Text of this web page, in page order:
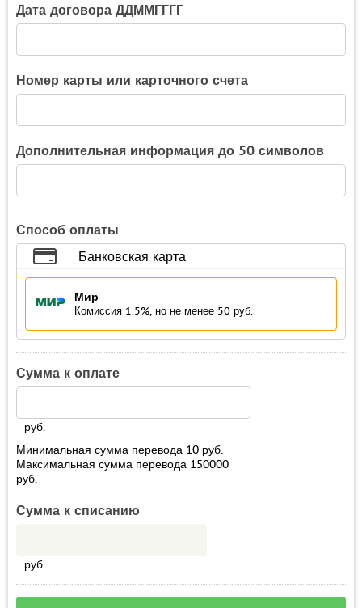
Дата договора ДДММГГГГ
Номер карты или карточного счета
Дополнительная информация до 50 символов
Способ оплаты
Банковская карта
Мир
Комиссия 1.5%, но не менее 50 руб.
Сумма к оплате
руб.
Минимальная сумма перевода 10 руб.
Максимальная сумма перевода 150000
руб.
Сумма к списанию
руб.